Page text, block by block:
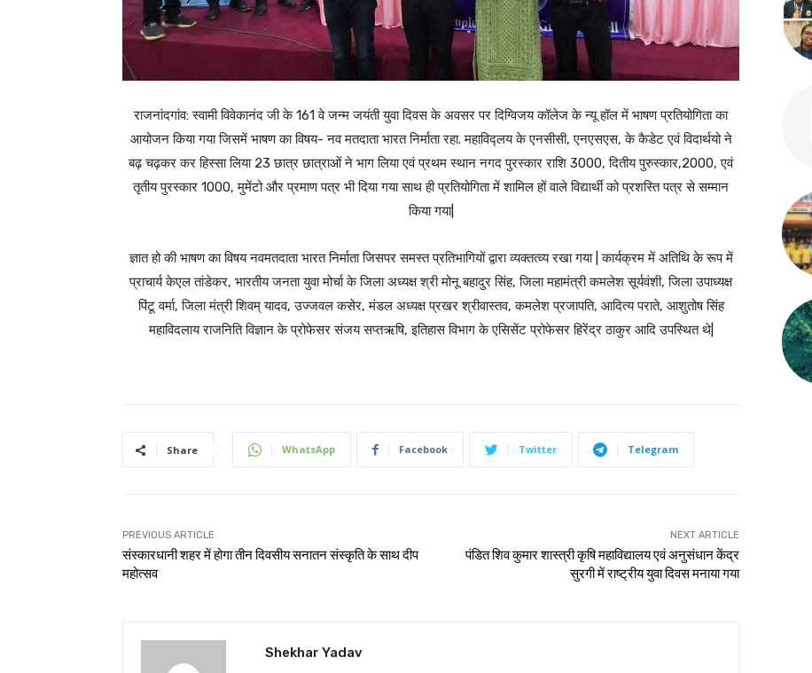
राजनांदगांव: स्वामी विवेकानंद जी के 161 वे जन्म जयंती युवा दिवस के अवसर पर दिग्विजय कॉलेज के न्यू हॉल में भाषण प्रतियोगिता का
आयोजन किया गया जिसमें भाषण का विषय- नव मतदाता भारत निर्माता रहा. महाविद्लय के एनसीसी, एनएसएस, के कैडेट एवं विदार्थयो ने
बढ़ चढ़कर कर हिस्सा लिया 23 छात्र छात्राओं ने भाग लिया एवं प्रथम स्थान नगद पुरस्कार राशि 3000, दितीय पुरुस्कार,2000, एवं
तृतीय पुरस्कार 1000, मुमेंटो और प्रमाण पत्र भी दिया गया साथ ही प्रतियोगिता में शामिल हों वाले विद्यार्थी को प्रशस्ति पत्र से सम्मान
किया गया|
ज्ञात हो की भाषण का विषय नवमतदाता भारत निर्माता जिसपर समस्त प्रतिभागियों द्वारा व्यक्तत्व्य रखा गया | कार्यक्रम में अतिथि के रूप में
प्राचार्य केएल तांडेकर, भारतीय जनता युवा मोर्चा के जिला अध्यक्ष श्री मोनू बहादुर सिंह, जिला महामंत्री कमलेश सूर्यवंशी, जिला उपाध्यक्ष
पिंटू वर्मा, जिला मंत्री शिवम् यादव, उज्जवल कसेर, मंडल अध्यक्ष प्रखर श्रीवास्तव, कमलेश प्रजापति, आदित्य पराते, आशुतोष सिंह
महाविदलाय राजनिति विज्ञान के प्रोफेसर संजय सप्तऋषि, इतिहास विभाग के एसिसेंट प्रोफेसर हिरेंद्र ठाकुर आदि उपस्थित थे|
Share WhatsApp Facebook Twitter Telegram
PREVIOUS ARTICLE
संस्कारधानी शहर में होगा तीन दिवसीय सनातन संस्कृति के साथ दीप
महोत्सव
NEXT ARTICLE
पंडित शिव कुमार शास्त्री कृषि महाविद्यालय एवं अनुसंधान केंद्र
सुरगी में राष्ट्रीय युवा दिवस मनाया गया
Shekhar Yadav